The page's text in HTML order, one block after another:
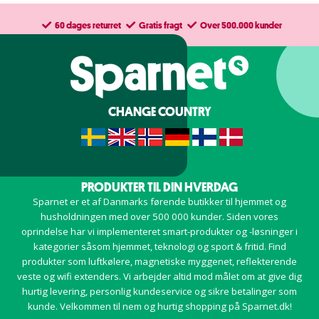
60 dages returret Gratis fragt Over 500.000 kunder
CHANGE COUNTRY
PRODUKTER TIL DIN HVERDAG
Sparnet er et af Danmarks førende butikker til hjemmet og
husholdningen med over 500 000 kunder. Siden vores
oprindelse har vi implementeret smart-produkter og -løsninger i
kategorier såsom hjemmet, teknologi og sport & fritid. Find
produkter som luftkølere, magnetiske myggenet, reflekterende
veste og wifi extenders. Vi arbejder altid mod målet om at give dig
hurtig levering, personlig kundeservice og sikre betalinger som
kunde. Velkommen til nem og hurtig shopping på Sparnet.dk!